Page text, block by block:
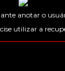
anotar o
utilizar a